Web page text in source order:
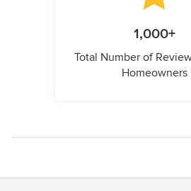
1,000+
Total Number of
Homeowners